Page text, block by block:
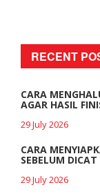
RECENT
CARA
AGAR HASIL
29 July 2026
CARA
SEBELUM
29 July 2026